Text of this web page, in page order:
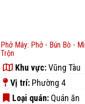
Phở Mây: Phở - Bún Bò - Mì
Trộn
Khu vực:Vũng Tàu
Vị trí: Phường 4
Loại quán: Quán ăn